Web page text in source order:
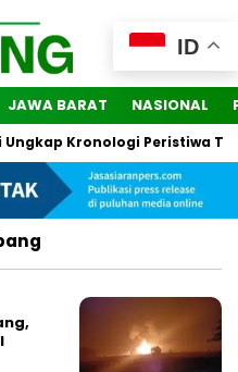
JAWA BARAT NASIONAL
Kronologi Peristiwa
ID